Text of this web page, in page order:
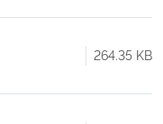
264.35 KB